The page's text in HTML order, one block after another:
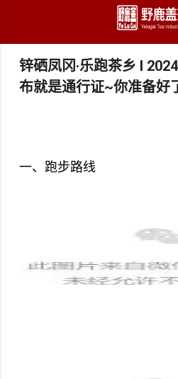
跳至主要
锌硒凤冈·乐跑茶乡 I
布就是通行证~你准备好
一、跑步路线